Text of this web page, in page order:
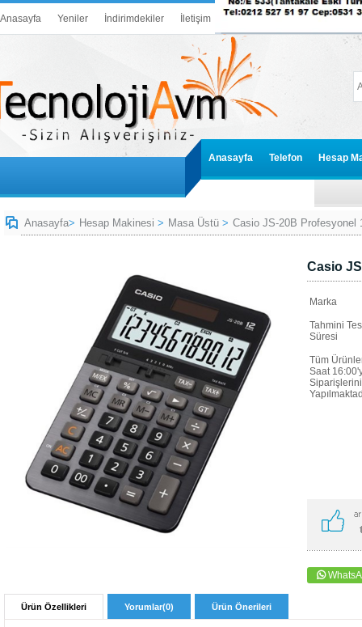
Anasayfa Yeniler İndirimdekiler İletişim
Anasayfa Telefon Hesap
Anasayfa> Hesap Makinesi > Masa Üstü > Casio JS-20B Profesyonel
Casio
Marka
Tahmini
Süresi
Tüm
Saat
Ürün Özellikleri Yorumlar(0) Ürün Önerileri